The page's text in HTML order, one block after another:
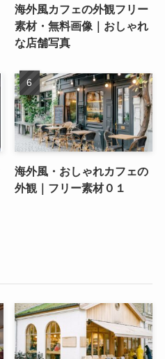
海外風カフェの外観フリー
素材・無料画像｜おしゃれ
な店舗写真
海外風・おしゃれカフェの
外観｜フリー素材０１